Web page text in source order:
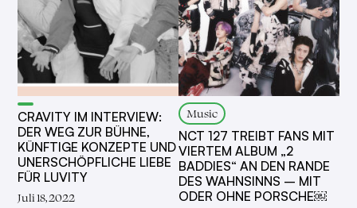
CRAVITY IM INTERVIEW:
DER WEG ZUR BÜHNE,
KÜNFTIGE KONZEPTE UND
UNERSCHÖPFLICHE LIEBE
FÜR LUVITY
Juli 18, 2022
Music
NCT 127 TREIBT FANS MIT
VIERTEM ALBUM „2
BADDIES“ AN DEN RANDE
DES WAHNSINNS – MIT
ODER OHNE PORSCHE￼